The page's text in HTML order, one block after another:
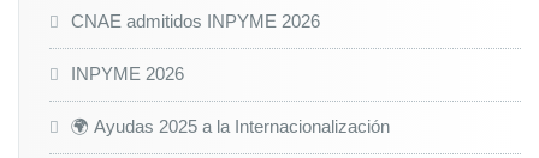
CNAE admitidos INPYME 2026
INPYME 2026
🌍 Ayudas 2025 a la Internacionalización